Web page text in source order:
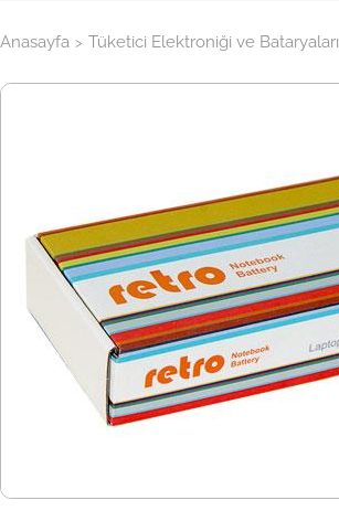
Anasayfa > Tüketici Elektroniği ve Bataryaları